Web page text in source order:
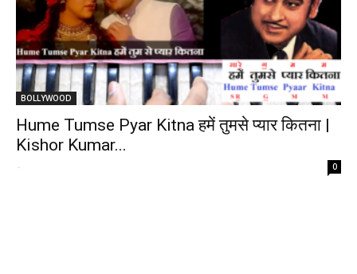
BOLLYWOOD
Hume Tumse Pyar Kitna हमें तुमसे प्यार कितना |
Kishor Kumar...
- 0